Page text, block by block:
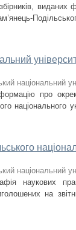
виданих
національний
про
національного
національний
наукових
на